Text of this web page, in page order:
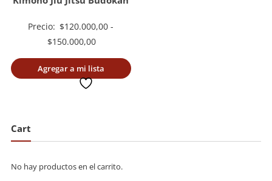
Precio: $120.000,00 -
$150.000,00Rango
de
precios:
Agregar a mi lista
Cart
No hay productos en el carrito.